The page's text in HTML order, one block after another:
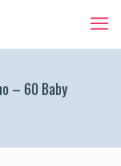
– 60 Baby